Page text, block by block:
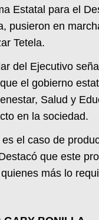
Estatal para el
pusieron en
Tetela.
del Ejecutivo
el gobierno
Salud y
en la sociedad.
el caso de
que este
más lo